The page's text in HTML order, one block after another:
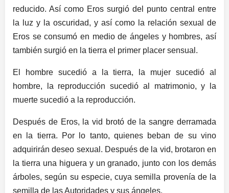
reducido. Así como Eros surgió del punto central entre
la luz y la oscuridad, y así como la relación sexual de
Eros se consumó en medio de ángeles y hombres, así
también surgió en la tierra el primer placer sensual.
El hombre sucedió a la tierra, la mujer sucedió al
hombre, la reproducción sucedió al matrimonio, y la
muerte sucedió a la reproducción.
Después de Eros, la vid brotó de la sangre derramada
en la tierra. Por lo tanto, quienes beban de su vino
adquirirán deseo sexual. Después de la vid, brotaron en
la tierra una higuera y un granado, junto con los demás
árboles, según su especie, cuya semilla provenía de la
semilla de las Autoridades y sus ángeles.